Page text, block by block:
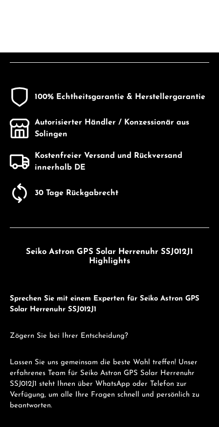
100% Echtheitsgarantie & Herstellergarantie
Autorisierter Händler / Konzessionär aus
Solingen
Kostenfreier Versand und Rückversand
innerhalb DE
30 Tage Rückgabrecht
Seiko Astron GPS Solar Herrenuhr SSJ012J1
Highlights
Sprechen Sie mit einem Experten für Seiko Astron GPS
Solar Herrenuhr SSJ012J1
Zögern Sie bei Ihrer Entscheidung?
Lassen Sie uns gemeinsam die beste Wahl treffen! Unser
erfahrenes Team für Seiko Astron GPS Solar Herrenuhr
SSJ012J1 steht Ihnen über WhatsApp oder Telefon zur
Verfügung, um alle Ihre Fragen schnell und persönlich zu
beantworten.